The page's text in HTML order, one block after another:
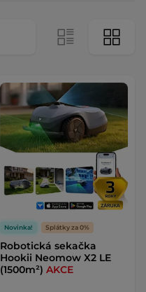
Novinka! Splátky za 0%
Robotická sekačka
Hookii Neomow X2 LE
(1500m²) AKCE